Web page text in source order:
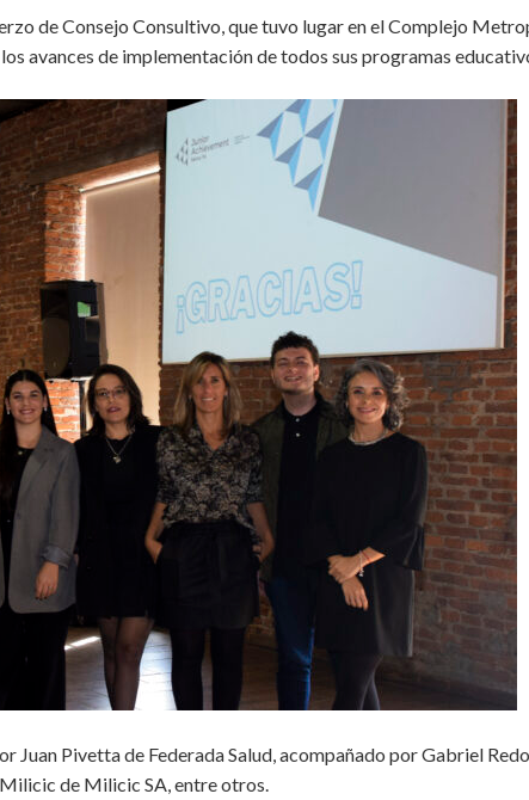
de Consejo Consultivo, que tuvo lugar en el Complejo
avances de implementación de todos sus programas
Juan Pivetta de Federada Salud, acompañado por Gabriel
de Milicic SA, entre otros.